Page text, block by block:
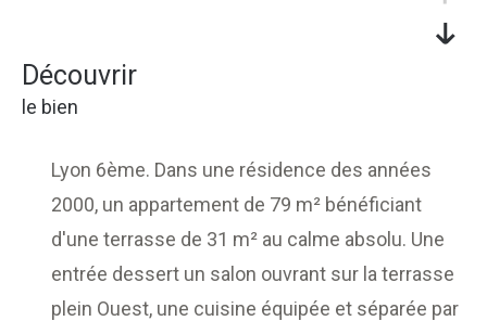
découvrir
le bien
Lyon 6ème. Dans une résidence des années
2000, un appartement de 79 m² bénéficiant
d'une terrasse de 31 m² au calme absolu. Une
entrée dessert un salon ouvrant sur la terrasse
plein Ouest, une cuisine équipée et séparée par